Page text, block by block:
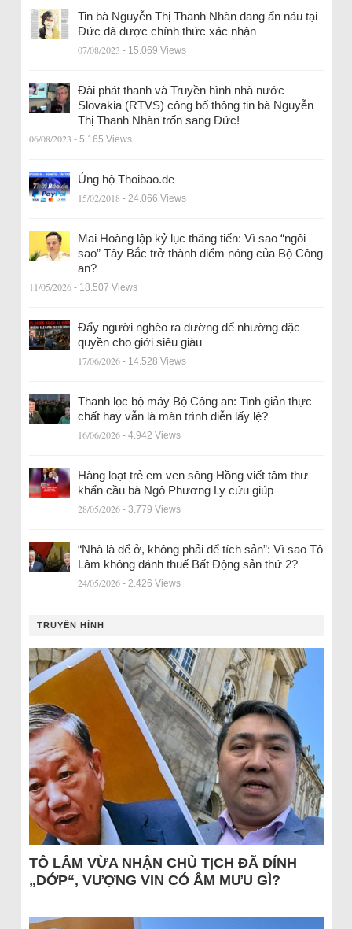
Tin bà Nguyễn Thị Thanh Nhàn đang ẩn náu tại
Đức đã được chính thức xác nhận
07/08/2023 - 15.069 Views
Đài phát thanh và Truyền hình nhà nước
Slovakia (RTVS) công bố thông tin bà Nguyễn
Thị Thanh Nhàn trốn sang Đức!
06/08/2023 - 5.165 Views
Ủng hộ Thoibao.de
15/02/2018 - 24.066 Views
Mai Hoàng lập kỷ lục thăng tiến: Vì sao “ngôi
sao” Tây Bắc trở thành điểm nóng của Bộ Công
an?
11/05/2026 - 18.507 Views
Đẩy người nghèo ra đường để nhường đặc
quyền cho giới siêu giàu
17/06/2026 - 14.528 Views
Thanh lọc bộ máy Bộ Công an: Tinh giản thực
chất hay vẫn là màn trình diễn lấy lệ?
16/06/2026 - 4.942 Views
Hàng loạt trẻ em ven sông Hồng viết tâm thư
khẩn cầu bà Ngô Phương Ly cứu giúp
28/05/2026 - 3.779 Views
“Nhà là để ở, không phải để tích sản”: Vì sao Tô
Lâm không đánh thuế Bất Động sản thứ 2?
24/05/2026 - 2.426 Views
TRUYỀN HÌNH
TÔ LÂM VỪA NHẬN CHỦ TỊCH ĐÃ DÍNH
„DỚP“, VƯỢNG VIN CÓ ÂM MƯU GÌ?